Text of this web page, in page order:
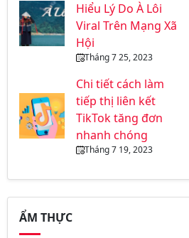
Hiểu Lý Do À Lôi
Viral Trên Mạng Xã
Hội
Tháng 7 25, 2023
Chi tiết cách làm
tiếp thị liên kết
TikTok tăng đơn
nhanh chóng
Tháng 7 19, 2023
ẨM THỰC